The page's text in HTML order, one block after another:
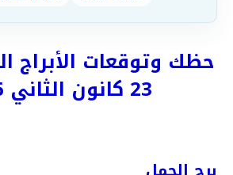
حظك وتوقعات الأبراج
23 كانون الثاني 2026‎